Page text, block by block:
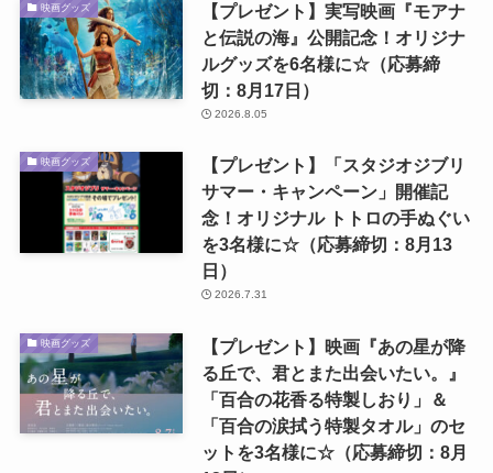
映画グッズ
【プレゼント】実写映画『モアナ
と伝説の海』公開記念！オリジナ
ルグッズを6名様に☆（応募締
切：8月17日）
2026.8.05
映画グッズ
【プレゼント】「スタジオジブリ
サマー・キャンペーン」開催記
念！オリジナル トトロの手ぬぐい
を3名様に☆（応募締切：8月13
日）
2026.7.31
映画グッズ
【プレゼント】映画『あの星が降
る丘で、君とまた出会いたい。』
「百合の花香る特製しおり」＆
「百合の涙拭う特製タオル」のセ
ットを3名様に☆（応募締切：8月